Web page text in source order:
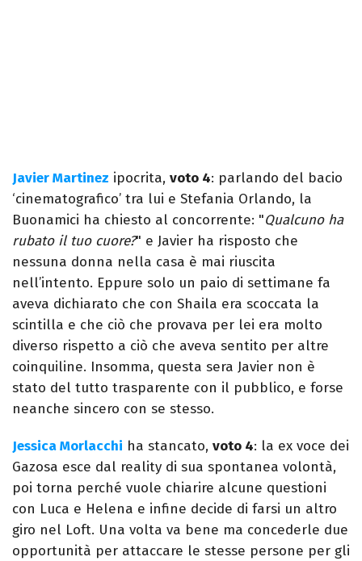
Javier Martinez ipocrita, voto 4: parlando del bacio
‘cinematografico’ tra lui e Stefania Orlando, la
Buonamici ha chiesto al concorrente: "Qualcuno ha
rubato il tuo cuore?" e Javier ha risposto che
nessuna donna nella casa è mai riuscita
nell’intento. Eppure solo un paio di settimane fa
aveva dichiarato che con Shaila era scoccata la
scintilla e che ciò che provava per lei era molto
diverso rispetto a ciò che aveva sentito per altre
coinquiline. Insomma, questa sera Javier non è
stato del tutto trasparente con il pubblico, e forse
neanche sincero con se stesso.
Jessica Morlacchi ha stancato, voto 4: la ex voce dei
Gazosa esce dal reality di sua spontanea volontà,
poi torna perché vuole chiarire alcune questioni
con Luca e Helena e infine decide di farsi un altro
giro nel Loft. Una volta va bene ma concederle due
opportunità per attaccare le stesse persone per gli